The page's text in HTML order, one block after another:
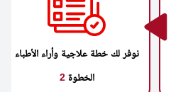
نوفر لك خطة علاجية وأراء الأطباء
الخطوة2